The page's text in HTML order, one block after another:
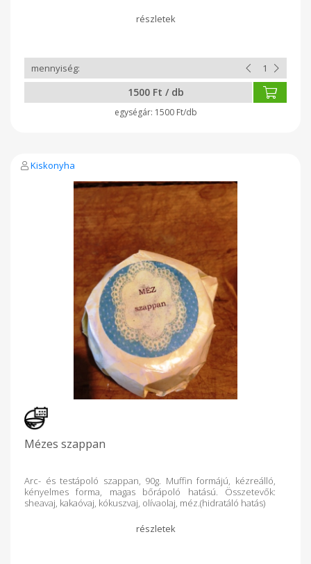
bőr zsírosságát,serkenti anyagcseréjét.
1500 Ft / db
1500 Ft/db
Kiskonyha
Mézes szappan
Arc- és testápoló szappan, 90g. Muffin formájú, kézreálló,
kényelmes forma, magas bőrápoló hatású. Összetevők:
sheavaj, kakaóvaj, kókuszvaj, olívaolaj, méz.(hidratáló hatás)